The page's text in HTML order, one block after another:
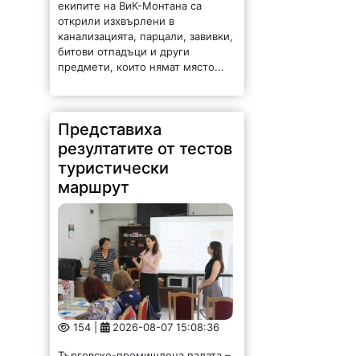
Представиха
резултатите от тестов
туристически
маршрут
154 | 2026-08-07 15:08:36
Търговско-промишлена палата –
Враца проведе третите срещи на
заинтересованите страни в
пилотните локации квартал
Бистрец (гр. Враца) и село
Згориград по проект „Туризъм,
ръководен от местните